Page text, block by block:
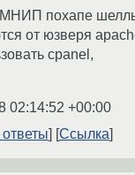
похапе
от юзверя
cpanel,
02:14:52 +00:00
Ссылка